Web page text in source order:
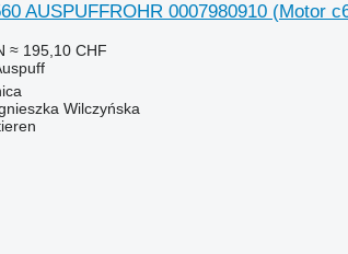
AUSPUFFROHR 0007980910 (Motor
≈ 195,10 CHF
Wilczyńska